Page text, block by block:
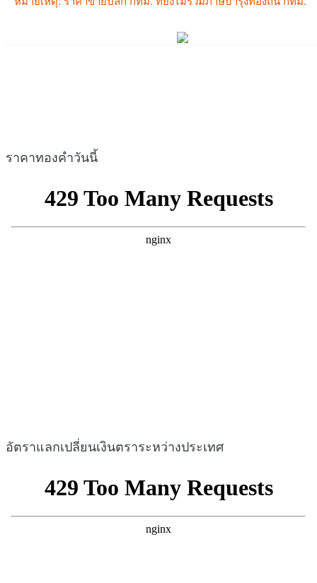
ราคาทองคำวันนี้
อัตราแลกเปลี่ยนเงินตราระหว่างประเทศ